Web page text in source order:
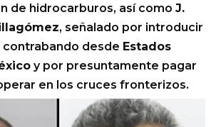
de hidrocarburos, así como J.
, señalado por introducir
desde Estados
y por presuntamente pagar
en los cruces fronterizos.